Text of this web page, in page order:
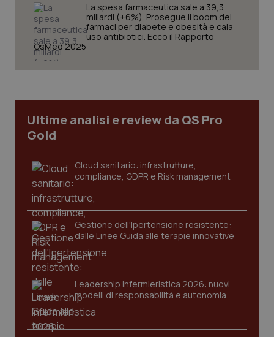
La spesa farmaceutica sale a 39,3
miliardi (+6%). Prosegue il boom dei
farmaci per diabete e obesità e cala
uso antibiotici. Ecco il Rapporto
OsMed 2025
Ultime analisi e review da QS Pro
Gold
Cloud sanitario: infrastrutture,
compliance, GDPR e Risk management
Gestione dell'Ipertensione resistente:
dalle Linee Guida alle terapie innovative
Leadership Infermieristica 2026: nuovi
modelli di responsabilità e autonomia
www.quotidianosanita.it
tracking-sites-ironfish-
tracking-enable
tracking-sites-ironfish-
session-id
www.quotidianosanita.it